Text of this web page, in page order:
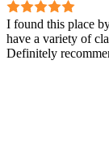
I found this place
have a variety of
Definitely